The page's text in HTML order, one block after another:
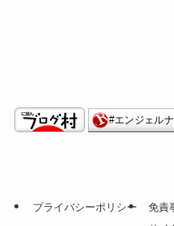
プライバシーポリシー 免責